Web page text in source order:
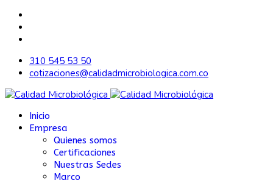
310 545 53 50
cotizaciones@calidadmicrobiologica.com.co
Inicio
Empresa
Quienes somos
Certificaciones
Nuestras Sedes
Marco